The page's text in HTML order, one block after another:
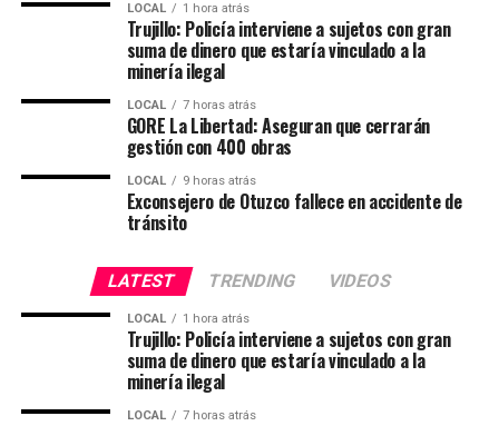
da aún más emoción al torneo», señaló Leyla Chihuán,
productora y gestora de la Liga Máster de Voleibol.
La competencia se desarrollará los martes y jueves de 9
am a 1 pm en el Coliseo Montjoy de Santiago de Surco.
Las entradas estarán disponibles en la boletería del
recinto los días de juego.
LOCAL 1 hora atrás
Trujillo: Policía interviene a sujetos con gran
suma de dinero que estaría vinculado a la
minería ilegal
LOCAL 7 horas atrás
GORE La Libertad: Aseguran que cerrarán
gestión con 400 obras
LOCAL 9 horas atrás
Exconsejero de Otuzco fallece en accidente de
tránsito
LATEST TRENDING VIDEOS
LOCAL 1 hora atrás
Trujillo: Policía interviene a sujetos con gran
suma de dinero que estaría vinculado a la
minería ilegal
LOCAL 7 horas atrás